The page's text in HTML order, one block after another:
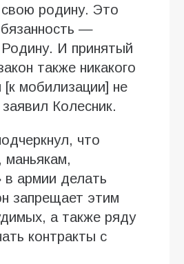
родину. Это
—
И принятый
также никакого
мобилизации] не
Колесник.
что
маньякам,
в армии делать
запрещает этим
а также ряду
контракты с